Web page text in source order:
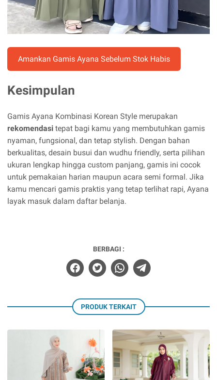
Amankan Gamis Ayana Sebelum Stok Habis
Kesimpulan
Gamis Ayana Kombinasi Korean Style merupakan
rekomendasi tepat bagi kamu yang membutuhkan gamis
nyaman, fungsional, dan tetap stylish. Dengan bahan
berkualitas, desain busui dan wudhu friendly, serta pilihan
ukuran lengkap hingga custom panjang, gamis ini cocok
untuk pemakaian harian maupun acara semi formal. Jika
kamu mencari gamis praktis yang tetap terlihat rapi, Ayana
layak masuk dalam daftar belanja.
BERBAGI :
PRODUK TERKAIT